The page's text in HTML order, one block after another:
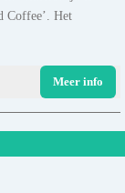
Coffee’. Het
Meer info